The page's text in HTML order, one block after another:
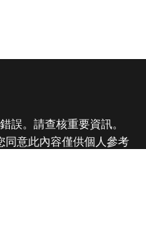
誤。請查核重要資訊。
同意此內容僅供個人參考